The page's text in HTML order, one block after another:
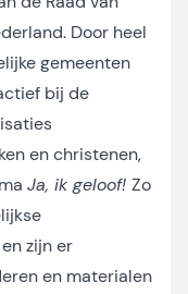
Door heel
gemeenten
bij de
en christenen,
Ja, ik geloof! Zo
zijn er
en materialen